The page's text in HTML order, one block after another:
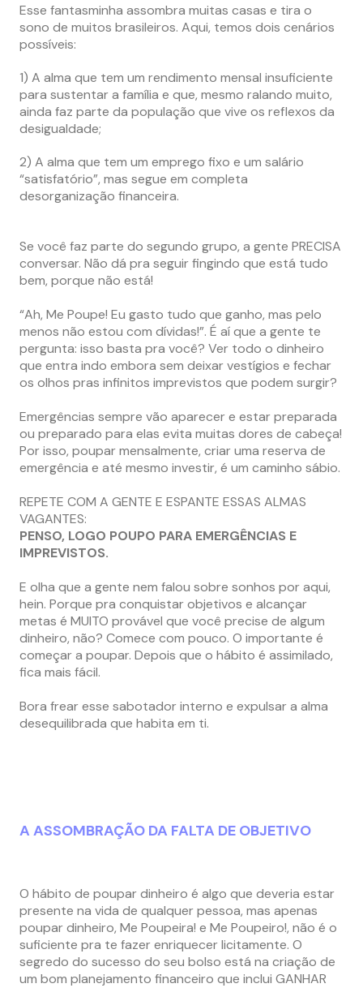
Esse fantasminha assombra muitas casas e tira o
sono de muitos brasileiros. Aqui, temos dois cenários
possíveis:
1) A alma que tem um rendimento mensal insuficiente
para sustentar a família e que, mesmo ralando muito,
ainda faz parte da população que vive os reflexos da
desigualdade;
2) A alma que tem um emprego fixo e um salário
“satisfatório”, mas segue em completa
desorganização financeira.
Se você faz parte do segundo grupo, a gente PRECISA
conversar. Não dá pra seguir fingindo que está tudo
bem, porque não está!
“Ah, Me Poupe! Eu gasto tudo que ganho, mas pelo
menos não estou com dívidas!”. É aí que a gente te
pergunta: isso basta pra você? Ver todo o dinheiro
que entra indo embora sem deixar vestígios e fechar
os olhos pras infinitos imprevistos que podem surgir?
Emergências sempre vão aparecer e estar preparada
ou preparado para elas evita muitas dores de cabeça!
Por isso, poupar mensalmente, criar uma reserva de
emergência e até mesmo investir, é um caminho sábio.
REPETE COM A GENTE E ESPANTE ESSAS ALMAS
VAGANTES:
PENSO, LOGO POUPO PARA EMERGÊNCIAS E
IMPREVISTOS.
E olha que a gente nem falou sobre sonhos por aqui,
hein. Porque pra conquistar objetivos e alcançar
metas é MUITO provável que você precise de algum
dinheiro, não? Comece com pouco. O importante é
começar a poupar. Depois que o hábito é assimilado,
fica mais fácil.
Bora frear esse sabotador interno e expulsar a alma
desequilibrada que habita em ti.
A ASSOMBRAÇÃO DA FALTA DE OBJETIVO
O hábito de poupar dinheiro é algo que deveria estar
presente na vida de qualquer pessoa, mas apenas
poupar dinheiro, Me Poupeira! e Me Poupeiro!, não é o
suficiente pra te fazer enriquecer licitamente. O
segredo do sucesso do seu bolso está na criação de
um bom planejamento financeiro que inclui GANHAR